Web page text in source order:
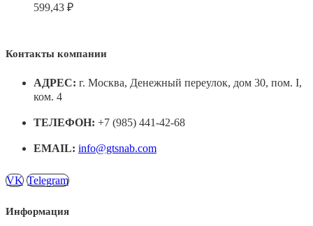
599,43 ₽
Контакты компании
АДРЕС: г. Москва, Денежный переулок, дом 30, пом. I,
ком. 4
ТЕЛЕФОН: +7 (985) 441-42-68
EMAIL: info@gtsnab.com
VK Telegram
Информация